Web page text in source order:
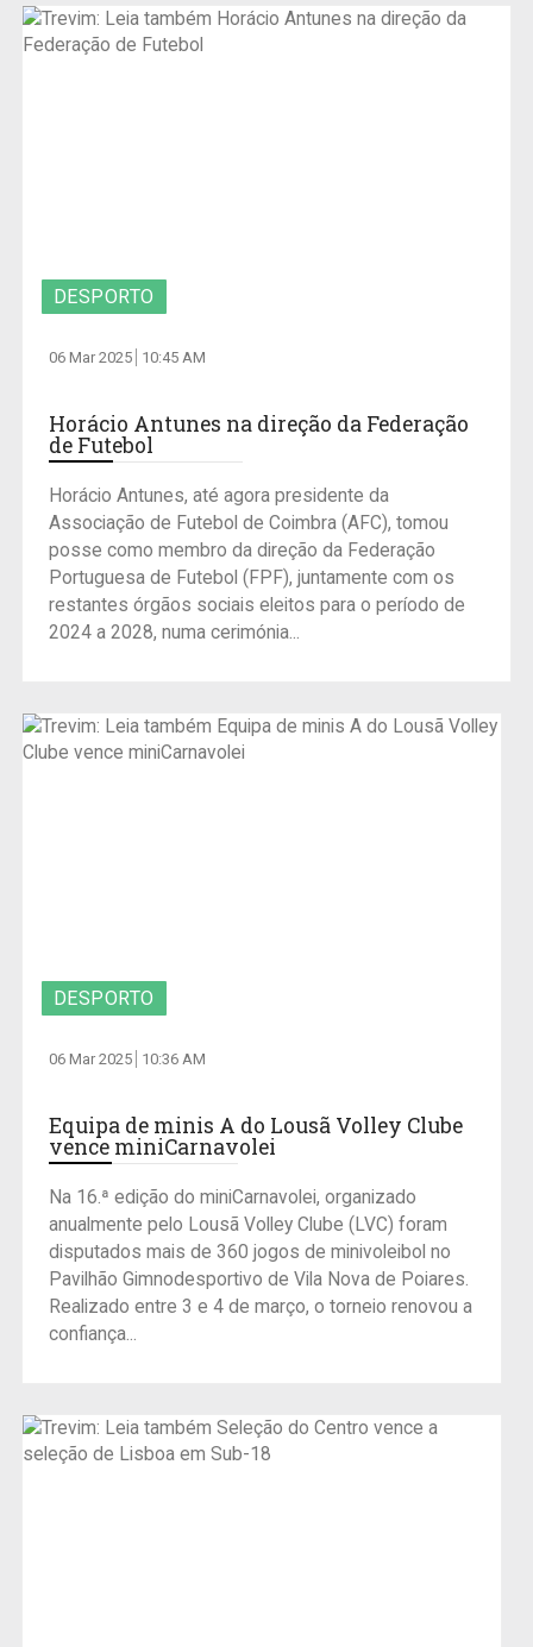
DESPORTO
06 Mar 2025 10:45 AM
Horácio Antunes na direção da Federação
de Futebol
Horácio Antunes, até agora presidente da
Associação de Futebol de Coimbra (AFC), tomou
posse como membro da direção da Federação
Portuguesa de Futebol (FPF), juntamente com os
restantes órgãos sociais eleitos para o período de
2024 a 2028, numa cerimónia...
DESPORTO
06 Mar 2025 10:36 AM
Equipa de minis A do Lousã Volley Clube
vence miniCarnavolei
Na 16.ª edição do miniCarnavolei, organizado
anualmente pelo Lousã Volley Clube (LVC) foram
disputados mais de 360 jogos de minivoleibol no
Pavilhão Gimnodesportivo de Vila Nova de Poiares.
Realizado entre 3 e 4 de março, o torneio renovou a
confiança...